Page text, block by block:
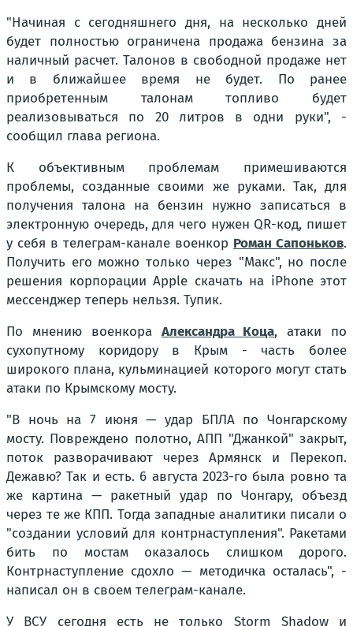
"Начиная с сегодняшнего дня, на несколько дней
будет полностью ограничена продажа бензина за
наличный расчет. Талонов в свободной продаже нет
и в ближайшее время не будет. По ранее
приобретенным талонам топливо будет
реализовываться по 20 литров в одни руки", -
сообщил глава региона.
К объективным проблемам примешиваются
проблемы, созданные своими же руками. Так, для
получения талона на бензин нужно записаться в
электронную очередь, для чего нужен QR-код, пишет
у себя в телеграм-канале военкор Роман Сапоньков.
Получить его можно только через "Макс", но после
решения корпорации Apple скачать на iPhone этот
мессенджер теперь нельзя. Тупик.
По мнению военкора Александра Коца, атаки по
сухопутному коридору в Крым - часть более
широкого плана, кульминацией которого могут стать
атаки по Крымскому мосту.
"В ночь на 7 июня — удар БПЛА по Чонгарскому
мосту. Повреждено полотно, АПП "Джанкой" закрыт,
поток разворачивают через Армянск и Перекоп.
Дежавю? Так и есть. 6 августа 2023-го была ровно та
же картина — ракетный удар по Чонгару, объезд
через те же КПП. Тогда западные аналитики писали о
"создании условий для контрнаступления". Ракетами
бить по мостам оказалось слишком дорого.
Контрнаступление сдохло — методичка осталась", -
написал он в своем телеграм-канале.
У ВСУ сегодня есть не только Storm Shadow и